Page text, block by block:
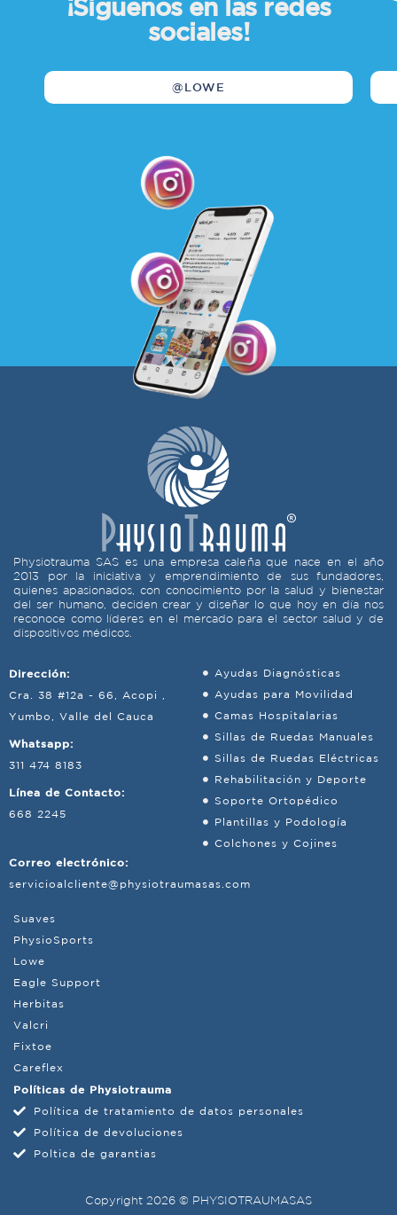
¡Síguenos en las redes
sociales!
@LOWE
Physiotrauma SAS es una empresa caleña que nace en el año
2013 por la iniciativa y emprendimiento de sus fundadores,
quienes apasionados, con conocimiento por la salud y bienestar
del ser humano, deciden crear y diseñar lo que hoy en día nos
reconoce como líderes en el mercado para el sector salud y de
dispositivos médicos.
Dirección:
Cra. 38 #12a - 66, Acopi ,
Yumbo, Valle del Cauca
Whatsapp:
311 474 8183
Línea de Contacto:
668 2245
Correo electrónico:
servicioalcliente@physiotraumasas.com
Ayudas Diagnósticas
Ayudas para Movilidad
Camas Hospitalarias
Sillas de Ruedas Manuales
Sillas de Ruedas Eléctricas
Rehabilitación y Deporte
Soporte Ortopédico
Plantillas y Podología
Colchones y Cojines
Suaves
PhysioSports
Lowe
Eagle Support
Herbitas
Valcri
Fixtoe
Careflex
Políticas de Physiotrauma
Política de tratamiento de datos personales
Política de devoluciones
Poltica de garantias
Copyright 2026 © PHYSIOTRAUMASAS